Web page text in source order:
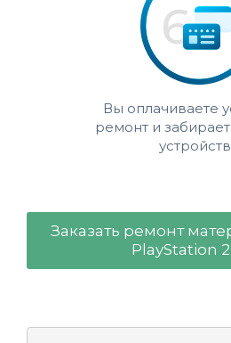
Вы оплачиваете
ремонт и
Заказать ремонт
PlayStation